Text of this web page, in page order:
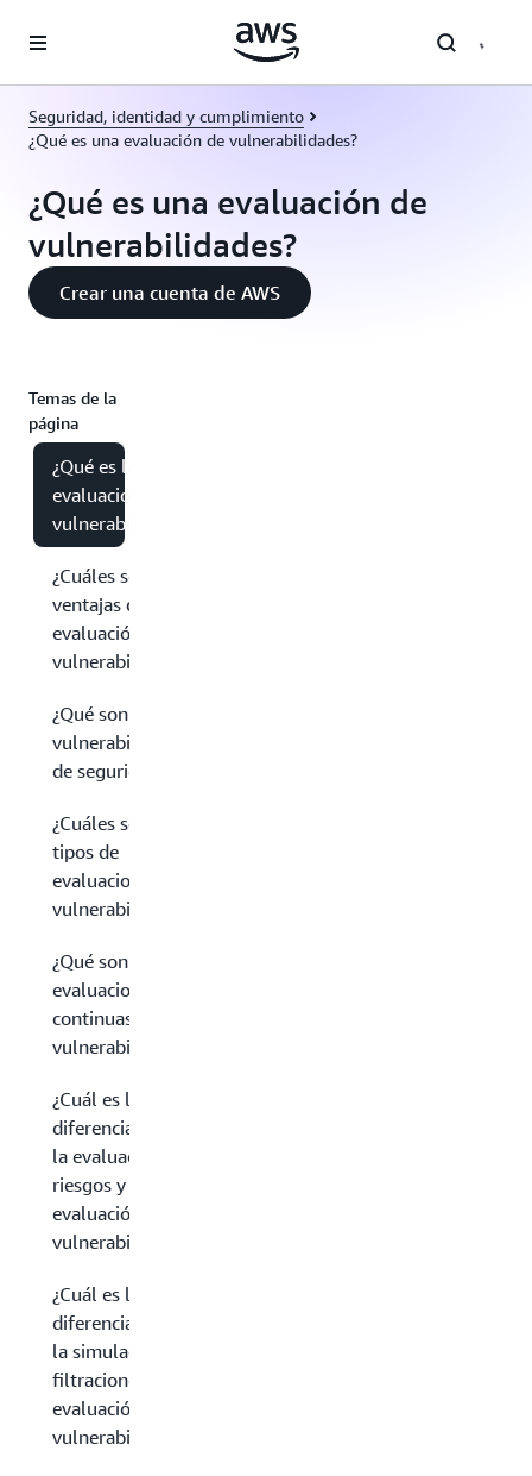
Seguridad, identidad y cumplimiento
¿Qué es una evaluación de vulnerabilidades?
¿Qué es una evaluación de
vulnerabilidades?
Crear una cuenta de AWS
Temas de la
página
¿Qué es la
evaluación de
vulnerabilidades?
¿Cuáles son las
ventajas de una
evaluación de
vulnerabilidades?
¿Qué son las
vulnerabilidades
de seguridad?
¿Cuáles son los
tipos de
evaluaciones de
vulnerabilidades?
¿Qué son las
evaluaciones
continuas de
vulnerabilidades?
¿Cuál es la
diferencia entre
la evaluación de
riesgos y la
evaluación de
vulnerabilidades?
¿Cuál es la
diferencia entre
la simulación de
filtraciones y la
evaluación de
vulnerabilidades?